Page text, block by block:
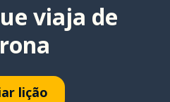
viaja de
lição